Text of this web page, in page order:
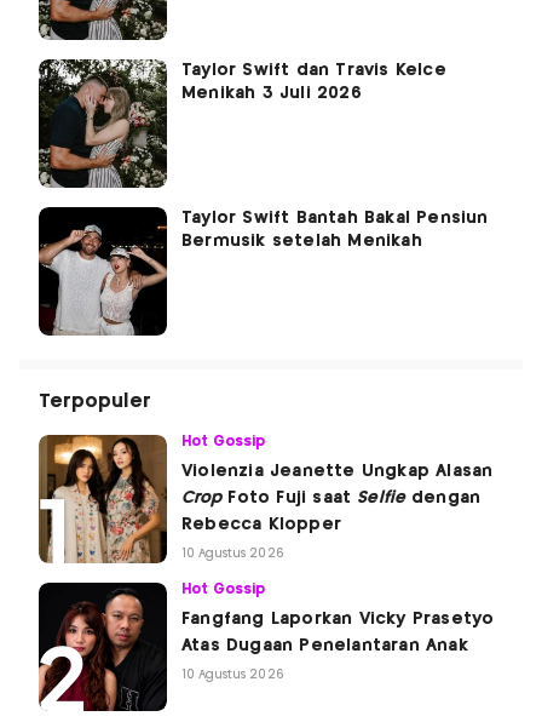
Taylor Swift dan Travis Kelce
Menikah 3 Juli 2026
Taylor Swift Bantah Bakal Pensiun
Bermusik setelah Menikah
Terpopuler
Hot Gossip
Violenzia Jeanette Ungkap Alasan
CropFoto Fuji saat Selfiedengan
Rebecca Klopper
10 Agustus 2026
Hot Gossip
Fangfang Laporkan Vicky Prasetyo
Atas Dugaan Penelantaran Anak
10 Agustus 2026